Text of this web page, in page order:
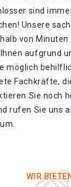
sind
Unsere
von
aufgrund
möglich
Fachkräfte,
Sie noch
rufen Sie uns
WIR